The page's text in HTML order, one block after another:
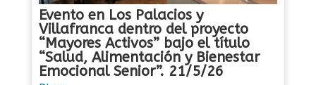
Evento en Los Palacios y
Villafranca dentro del proyecto
“Mayores Activos” bajo el título
“Salud, Alimentación y Bienestar
Emocional Senior”. 21/5/26